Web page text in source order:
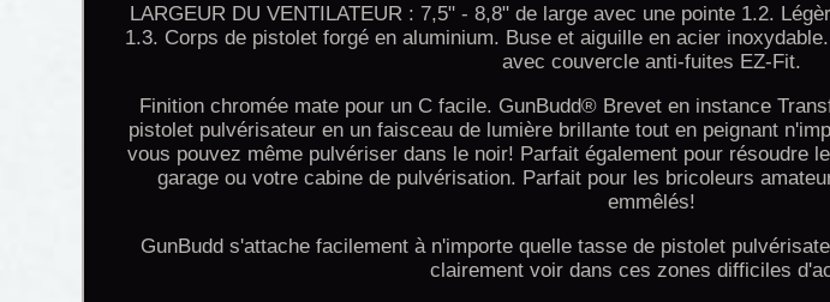
LARGEUR DU VENTILATEUR : 7,5" - 8,8" de large avec une pointe 1.2.
1.3. Corps de pistolet forgé en aluminium. Buse et aiguille en acier
avec couvercle anti-fuites EZ-Fit.
Finition chromée mate pour un C facile. GunBudd® Brevet en instance
pistolet pulvérisateur en un faisceau de lumière brillante tout en peignant
vous pouvez même pulvériser dans le noir! Parfait également pour résoudre
garage ou votre cabine de pulvérisation. Parfait pour les bricoleurs
emmêlés!
GunBudd s'attache facilement à n'importe quelle tasse de pistolet
clairement voir dans ces zones difficiles